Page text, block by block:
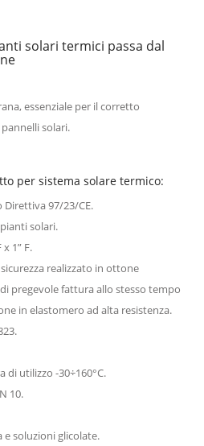
solari termici passa dal
essenziale per il corretto
solari.
per sistema solare termico:
Direttiva 97/23/CE.
solari.
1” F.
realizzato in ottone
pregevole fattura allo stesso tempo
in elastomero ad alta resistenza.
utilizzo -30÷160°C.
10.
e soluzioni glicolate.